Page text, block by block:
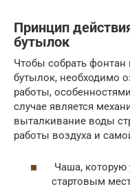
Принцип
бутылок
Чтобы собрать
бутылок, необходимо
работы,
случае является
выталкивание воды
работы воздуха и
Чаша,
стартовым